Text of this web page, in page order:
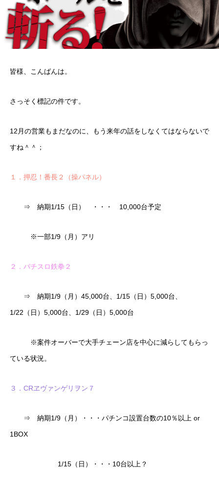
皆様、こんばんは。
さっそく標記の件です。
12月の営業もまだなのに、もう来年の話をしなくてはならないで
すね＾＾；
１．押忍！番長２（操パネル）
⇒ 納期1/15（日） ・・・ 10,000台予定
※一部1/9（月）アリ
２．パチスロ鉄拳２
⇒ 納期1/9（月）45,000台、1/15（日）5,000台、
1/22（日）5,000台、1/29（日）5,000台
※案件オーバーで大手チェーン店を中心に減らしてもらっ
ている状況。
３．CRヱヴァンゲリヲン７
⇒ 納期1/9（月）・・・パチンコ設置台数の10％以上 or
1BOX
1/15（日）・・・10台以上？